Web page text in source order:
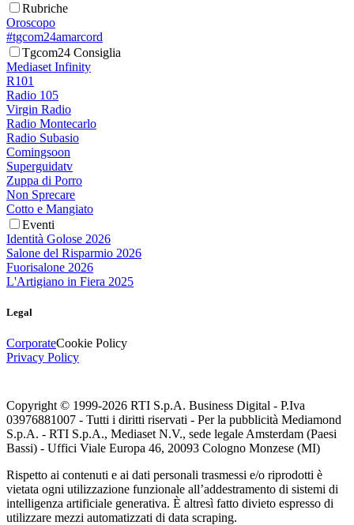
Rubriche
Oroscopo
#tgcom24amarcord
Tgcom24 Consiglia
Mediaset Infinity
R101
Radio 105
Virgin Radio
Radio Montecarlo
Radio Subasio
Comingsoon
Superguidatv
Zuppa di Porro
Non Sprecare
Cotto e Mangiato
Eventi
Identità Golose 2026
Salone del Risparmio 2026
Fuorisalone 2026
L'Artigiano in Fiera 2025
Legal
CorporateCookie Policy
Privacy Policy
Copyright © 1999-2026 RTI S.p.A. Business Digital - P.Iva
03976881007 - Tutti i diritti riservati - Per la pubblicità Mediamond
S.p.A. - RTI S.p.A., Mediaset N.V., sede legale Amsterdam (Paesi
Bassi) - Uffici Viale Europa 46, 20093 Cologno Monzese (MI)
Rispetto ai contenuti e ai dati personali trasmessi e/o riprodotti è
vietata ogni utilizzazione funzionale all’addestramento di sistemi di
intelligenza artificiale generativa. È altresì fatto divieto espresso di
utilizzare mezzi automatizzati di data scraping.